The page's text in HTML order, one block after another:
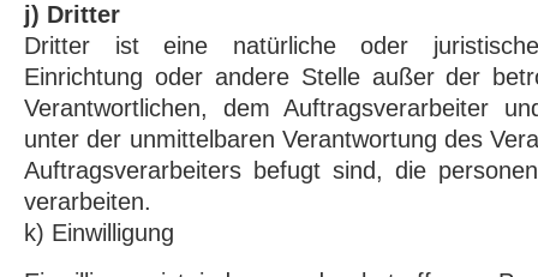
j) Dritter
Dritter ist eine natürliche oder
Einrichtung oder andere Stelle außer der
Verantwortlichen, dem Auftragsverarbeiter
unter der unmittelbaren Verantwortung des
Auftragsverarbeiters befugt sind, die
verarbeiten.
k) Einwilligung